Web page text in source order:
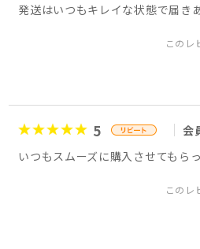
発送はいつもキレイな状態で届き
このレ
5
会
いつもスムーズに購入させてもらっ
このレ